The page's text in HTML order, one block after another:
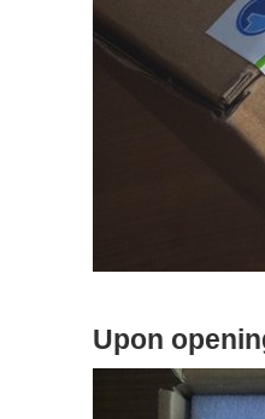
Upon